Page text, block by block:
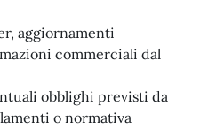
aggiornamenti
commerciali dal
obblighi previsti da
o normativa